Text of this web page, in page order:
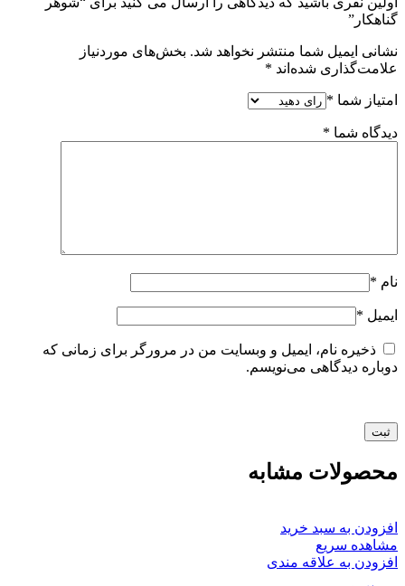
گناهکار”
نشانی ایمیل شما منتشر نخواهد شد. بخش‌های موردنیاز
علامت‌گذاری شده‌اند *
امتیاز شما *
دیدگاه شما *
نام *
ایمیل *
ذخیره نام، ایمیل و وبسایت من در مرورگر برای زمانی که
دوباره دیدگاهی می‌نویسم.
محصولات مشابه
افزودن به سبد خرید
مشاهده سریع
افزودن به علاقه مندی